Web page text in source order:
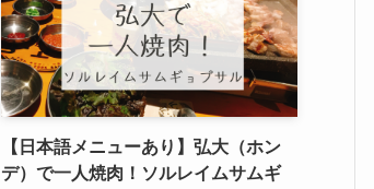
【日本語メニューあり】弘大（ホン
デ）で一人焼肉！ソルレイムサムギ